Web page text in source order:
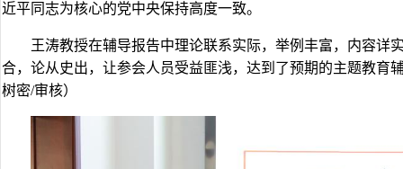
近平同志为核心的党中央保持高度一致。
王涛教授在辅导报告中理论联系实际，举例丰富，内容详
合，论从史出，让参会人员受益匪浅，达到了预期的主题教育
树密/审核）